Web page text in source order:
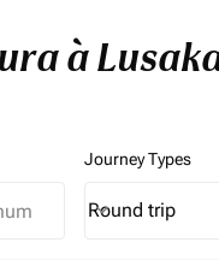
à
Journey Types
Journey Types
Round trip
keyboard_arrow_down